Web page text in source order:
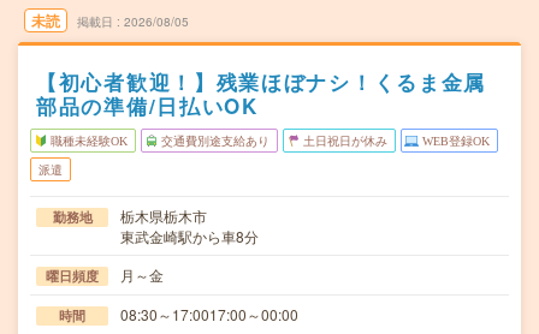
未読 掲載日 2026/08/05
【初心者歓迎！】残業ほぼナシ！くるま金属
部品の準備/日払いOK
職種未経験OK 交通費別途支給あり 土日祝日が休み WEB登録OK
派遣
勤務地
栃木県栃木市
東武金崎駅から車8分
曜日頻度 月～金
時間 08:30～17:0017:00～00:00